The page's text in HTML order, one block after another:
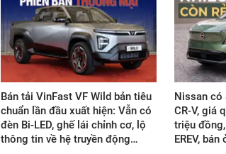
Bán tải VinFast VF Wild bản tiêu
chuẩn lần đầu xuất hiện: Vẫn có
đèn Bi-LED, ghế lái chỉnh cơ, lộ
thông tin về hệ truyền động…
Nissan có
CR-V, giá
triệu
EREV,